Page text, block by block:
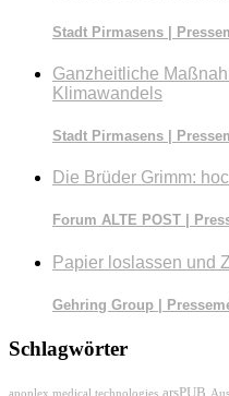
Stadt Pirmasens |
Ganzheitliche
Klimawandels
Stadt Pirmasens |
Die Brüder Grimm:
Forum ALTE POST |
Papier loslassen und
Gehring Group |
Schlagwörter
apoplex medical technologies arsPUB